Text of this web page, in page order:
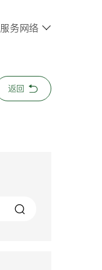
服务网络
返回
关闭